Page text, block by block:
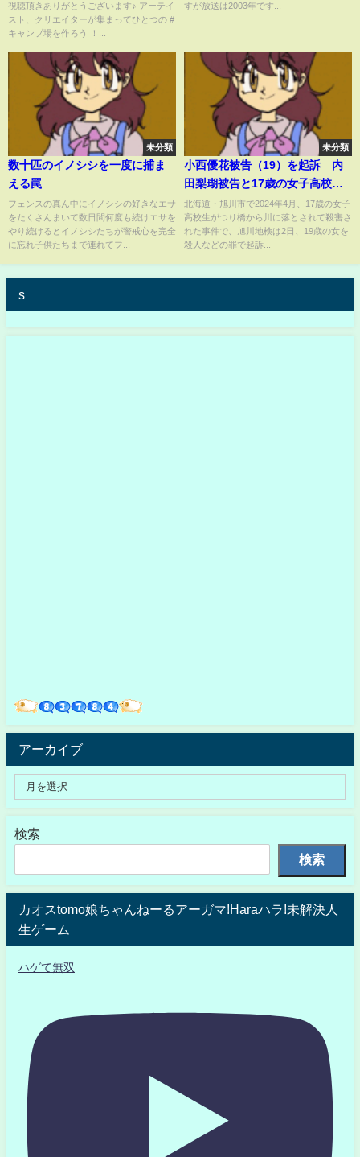
Create a Camping Site at
#MountFuji #キャンプ女子
視聴頂きありがとうございます♪ アーテイ
スト、クリエイターが集まってひとつの #
キャンプ場を作ろう ！...
ん 竹内結子さんほか
すが放送は2003年です...
未分類
数十匹のイノシシを一度に捕ま
える罠
フェンスの真ん中にイノシシの好きなエサ
をたくさんまいて数日間何度も続けエサを
やり続けるとイノシシたちが警戒心を完全
に忘れ子供たちまで連れてフ...
未分類
小西優花被告（19）を起訴 内
田梨瑚被告と17歳の女子高校生
を橋から落とし殺害した罪な
ど 北海道・留萌市
北海道・旭川市で2024年4月、17歳の女子
高校生がつり橋から川に落とされて殺害さ
れた事件で、旭川地検は2日、19歳の女を
殺人などの罪で起訴...
s
アーカイブ
検索
検索
カオスtomo娘ちゃんねーるアーガマ!Haraハラ!未解決人
生ゲーム
ハゲて無双